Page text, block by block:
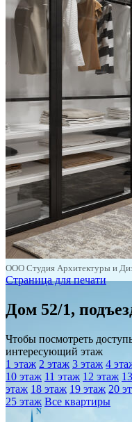
ООО Студия Архитектуры и
Страница для печати
Дом 52/1,
Чтобы посмотреть
интересующий этаж
1 этаж 2 этаж 3 этаж 4
10 этаж 11 этаж 12 этаж
этаж 18 этаж 19 этаж 20
25 этаж Все квартиры